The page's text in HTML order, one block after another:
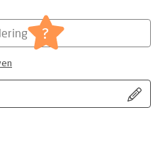
?